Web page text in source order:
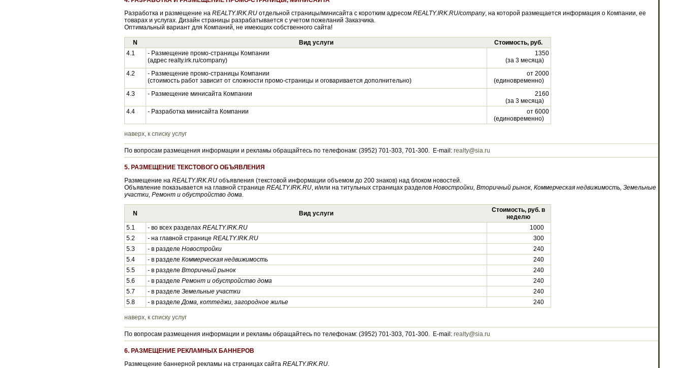
Разработка и размещение на REALTY.IRK.RUотдельной страницы/минисайта с коротким адресом REALTY.IRK.RU/company, на которой размещается информация о Компании, ее
товарах и услугах. Дизайн страницы разрабатывается с учетом пожеланий Заказчика.
Оптимальный вариант для Компаний, не имеющих собственного сайта!
N Вид услуги
Стоимость, руб.
4.1
- Размещение промо-страницы Компании
(адрес realty.irk.ru/company)
1350
(за 3 месяца)
4.2
- Размещение промо-страницы Компании
(стоимость работ зависит от сложности промо-страницы и оговаривается дополнительно)
от 2000
(единовременно)
4.3
- Размещение минисайта Компании
2160
(за 3 месяца)
4.4
- Разработка минисайта Компании
от 6000
(единовременно)
наверх, к списку услуг
По вопросам размещения информации и рекламы обращайтесь по телефонам: (3952) 701-303, 701-300. E-mail: realty@sia.ru
5. РАЗМЕЩЕНИЕ ТЕКСТОВОГО ОБЪЯВЛЕНИЯ
Размещение на REALTY.IRK.RUобъявления (текстовой информации объемом до 200 знаков) над блоком новостей.
Объявление показывается на главной странице REALTY.IRK.RU, и/или на титульных страницах разделов Новостройки, Вторичный рынок, Коммерческая недвижимость, Земельные
участки, Ремонт и обустройство дома.
N Вид услуги
Стоимость, руб. в
неделю
5.1
- во всех разделах REALTY.IRK.RU
1000
5.2
- на главной странице REALTY.IRK.RU
300
5.3
- в разделе Новостройки
240
5.4
- в разделе Коммерческая недвижимость
240
5.5
- в разделе Вторичный рынок
240
5.6
- в разделе Ремонт и обустройство дома
240
5.7
- в разделе Земельные участки
240
5.8
- в разделеДома, коттеджи, загородное жилье 240
наверх, к списку услуг
По вопросам размещения информации и рекламы обращайтесь по телефонам: (3952) 701-303, 701-300. E-mail: realty@sia.ru
6. РАЗМЕЩЕНИЕ РЕКЛАМНЫХ БАННЕРОВ
Размещение баннерной рекламы на страницах сайта REALTY.IRK.RU.